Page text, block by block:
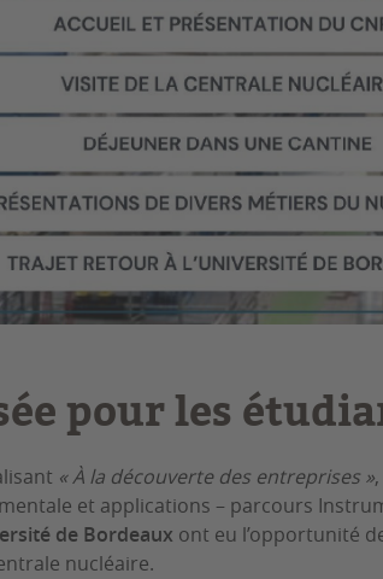
pour les
« À la découverte des entreprises »
et applications – parcours
de Bordeaux ont eu l’opportunité
nucléaire.